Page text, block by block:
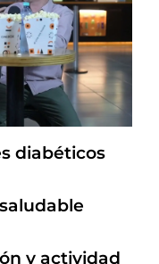
diabéticos
y actividad